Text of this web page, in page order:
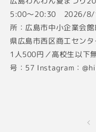
5:00〜20:30 2026/8/
所：広島市中小企業会
県広島市西区商工セン
1人500円／高校生以下
号：57 Instagram：